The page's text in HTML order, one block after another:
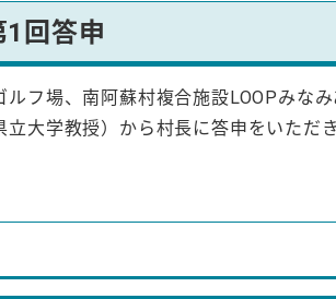
回答申
フ場、南阿蘇村複合施設LOOPみな
大学教授）から村長に答申をいただ